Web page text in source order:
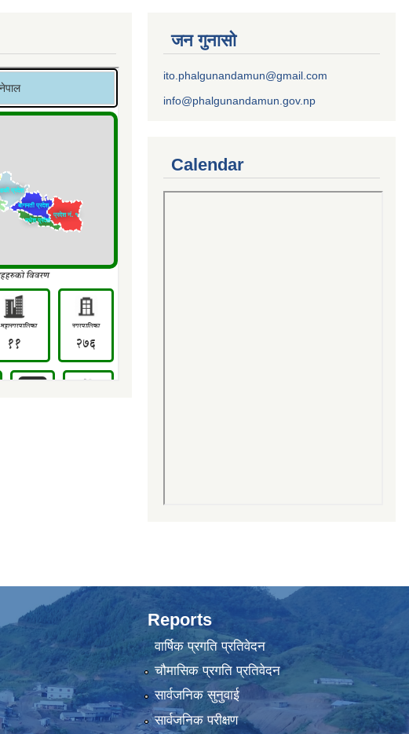
जन गुनासो
ito.phalgunandamun@gmail.com
info@phalgunandamun.gov.np
Calendar
Reports
वार्षिक प्रगति प्रतिवेदन
चौमासिक प्रगति प्रतिवेदन
सार्वजनिक सुनुवाई
सार्वजनिक परीक्षण